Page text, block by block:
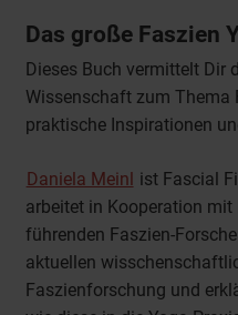
Das große Faszien
Dieses Buch vermittelt Dir
Wissenschaft zum Thema
praktische Inspirationen
Daniela Meinl ist Fascial
arbeitet in Kooperation mit
führenden Faszien-
aktuellen
Faszienforschung und
wie diese in die Yoga-